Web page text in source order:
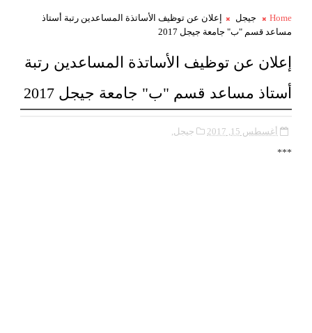
Home جيجل
إعلان عن توظيف الأساتذة المساعدين رتبة أستاذ
مساعد قسم "ب" جامعة جيجل 2017
إعلان عن توظيف الأساتذة المساعدين رتبة
أستاذ مساعد قسم "ب" جامعة جيجل 2017
أغسطس 15, 2017 جيجل,
***